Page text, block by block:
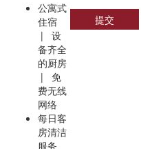
公寓式
住宿
| 设
备齐全
的厨房
| 免
费无线
网络
每日客
房清洁
服务
提交